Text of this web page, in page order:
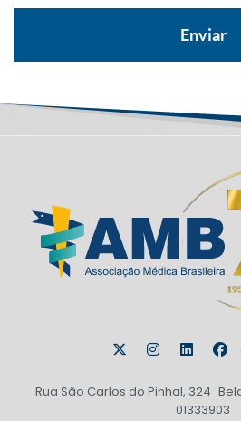
Rua São Carlos do Pinhal, 324
01333903